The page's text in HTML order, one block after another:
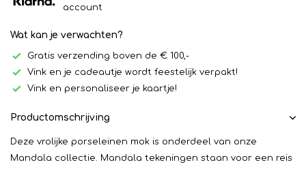
account
Wat kan je verwachten?
Gratis verzending boven de € 100,-
Vink en je cadeautje wordt feestelijk verpakt!
Vink en personaliseer je kaartje!
Productomschrijving
Deze vrolijke porseleinen mok is onderdeel van onze
Mandala collectie. Mandala tekeningen staan voor een reis